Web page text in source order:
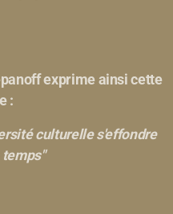
exprime ainsi cette
:
culturelle s'effondre